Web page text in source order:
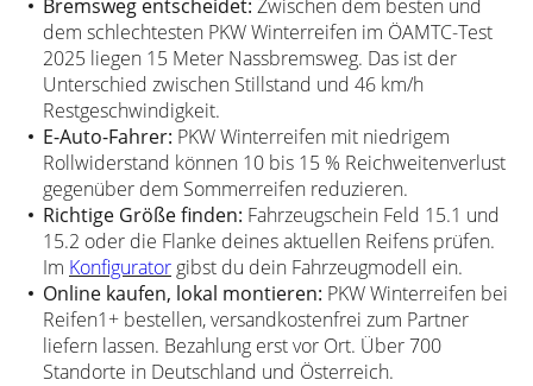
Bremsweg entscheidet: Zwischen dem besten und
dem schlechtesten PKW Winterreifen im ÖAMTC-Test
2025 liegen 15 Meter Nassbremsweg. Das ist der
Unterschied zwischen Stillstand und 46 km/h
Restgeschwindigkeit.
E-Auto-Fahrer: PKW Winterreifen mit niedrigem
Rollwiderstand können 10 bis 15 % Reichweitenverlust
gegenüber dem Sommerreifen reduzieren.
Richtige Größe finden: Fahrzeugschein Feld 15.1 und
15.2 oder die Flanke deines aktuellen Reifens prüfen.
Im Konfigurator gibst du dein Fahrzeugmodell ein.
Online kaufen, lokal montieren: PKW Winterreifen bei
Reifen1+ bestellen, versandkostenfrei zum Partner
liefern lassen. Bezahlung erst vor Ort. Über 700
Standorte in Deutschland und Österreich.